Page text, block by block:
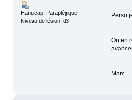
Handicap: Paraplégique
Niveau de lésion: d3
Perso
On en
Marc